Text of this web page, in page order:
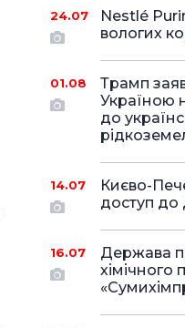
24.07
Nestlé
вологих
01.08
Трамп
Україною
до
14.07
Києво-
доступ до
16.07
Держава
хімічного